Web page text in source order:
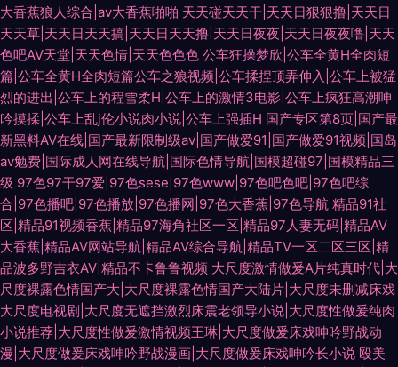
大香蕉狼人综合|av大香蕉啪啪 天天碰天天干|天天日狠狠撸|天天日
天天草|天天日天天搞|天天日天天撸|天天日夜夜|天天日夜夜噜|天天
色吧AV天堂|天天色情|天天色色色 公车狂操梦欣|公车全黄H全肉短
篇|公车全黄H全肉短篇公车之狼视频|公车揉捏顶弄伸入|公车上被猛
烈的进出|公车上的程雪柔H|公车上的激情3电影|公车上疯狂高潮呻
吟摸揉|公车上乱j伦小说肉小说|公车上强插H 国产专区第8页|国产最
新黑料AV在线|国产最新限制级av|国产做爱91|国产做爱91视频|国岛
av勉费|国际成人网在线导航|国际色情导航|国模超碰97|国模精品三
级 97色97干97爱|97色sese|97色www|97色吧色吧|97色吧综
合|97色播吧|97色播放|97色播网|97色大香蕉|97色导航 精品91社
区|精品91视频香蕉|精品97海角社区一区|精品97人妻无码|精品AV
大香蕉|精品AV网站导航|精品AV综合导航|精品TV一区二区三区|精
品波多野吉衣AV|精品不卡鲁鲁视频 大尺度激情做爰A片纯真时代|大
尺度裸露色情国产大|大尺度裸露色情国产大陆片|大尺度未删减床戏
大尺度电视剧|大尺度无遮挡激烈床震老领导小说|大尺度性做爰纯肉
小说推荐|大尺度性做爰激情视频王琳|大尺度做爰床戏呻吟野战动
漫|大尺度做爰床戏呻吟野战漫画|大尺度做爰床戏呻吟长小说 殴美